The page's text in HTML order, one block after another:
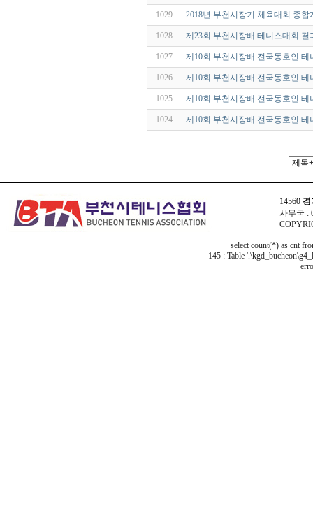
1029 2018년 부천시장기 체육대회 종
1028 제23회 부천시장배 테니스대회 결
1027 제10회 부천시장배 전국동호인
1026 제10회 부천시장배 전국동호인
1025 제10회 부천시장배 전국동호인
1024 제10회 부천시장배 전국동호인
14560 경
사무국 :
select count(*) as cnt
145 : Table